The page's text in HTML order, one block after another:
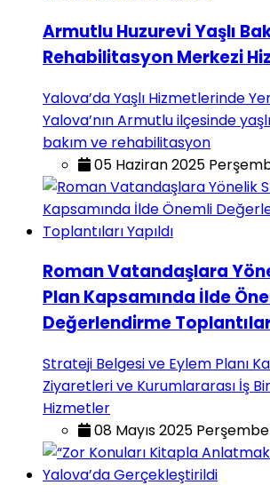
Armutlu Huzurevi Yaşlı
Rehabilitasyon Merkezi
Yalova’da Yaşlı Hizmetlerinde
Yalova’nın Armutlu ilçesinde
bakım ve rehabilitasyon
05 Haziran 2025
Roman Vatandaşlara
Plan Kapsamında İlde
Değerlendirme
Strateji Belgesi ve Eylem Planı
Ziyaretleri ve Kurumlararası İş
Hizmetler
08 Mayıs 2025 Perşembe